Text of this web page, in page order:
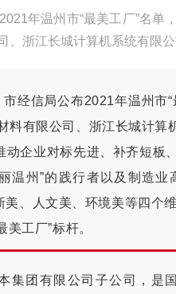
年温州市“最美工厂”名单
、浙江长城计算机系统有限公
经信局公布2021年温州市
料有限公司、浙江长城计算
动企业对标先进、补齐短板
温州”的践行者以及制造
美、人文美、环境美等四个
工厂”标杆。
集团有限公司子公司，是